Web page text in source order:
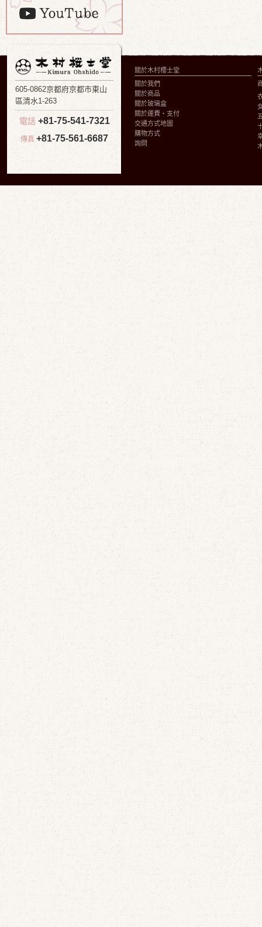
605-0862京都府京都市東山
區清水1-263
電話 +81-75-541-7321
傳真 +81-75-561-6687
關於木村櫻士堂
關於我們
關於商品
關於玻璃盒
關於運費・支付
交通方式地圖
購物方式
詢問